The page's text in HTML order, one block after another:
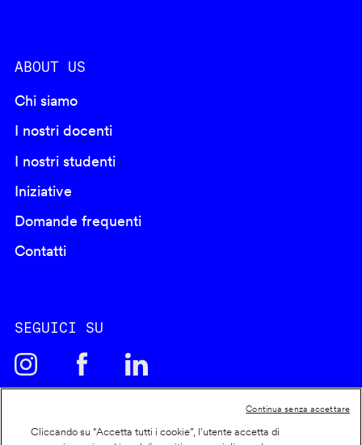
ABOUT US
Chi siamo
I nostri docenti
I nostri studenti
Iniziative
Domande frequenti
Contatti
SEGUICI SU
Cliccando su “Accetta tutti i cookie”, l'utente accetta di
Continua senza accettare